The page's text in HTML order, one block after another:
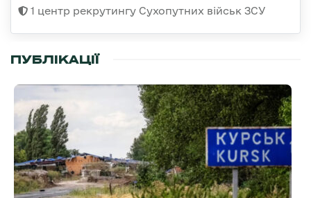
1 центр рекрутингу Сухопутних військ ЗСУ
ПУБЛІКАЦІЇ